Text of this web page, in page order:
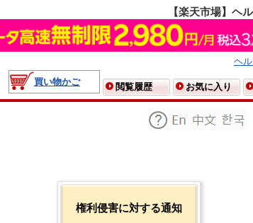
【楽天市場】ヘ
ヘ
買い物かご
閲覧履歴 お気に入り
権利侵害に対する通知